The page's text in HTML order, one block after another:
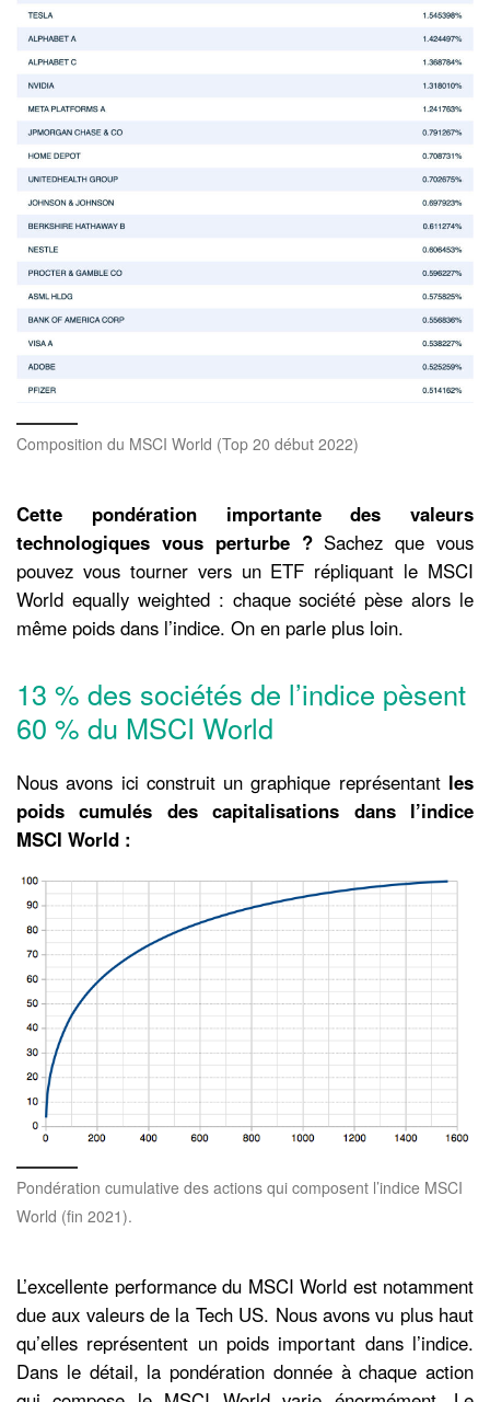
Composition du MSCI World (Top 20 début 2022)
Cette pondération importante des valeurs
technologiques vous perturbe ? Sachez que vous
pouvez vous tourner vers un ETF répliquant le MSCI
World equally weighted : chaque société pèse alors le
même poids dans l’indice. On en parle plus loin.
13 % des sociétés de l’indice pèsent
60 % du MSCI World
Nous avons ici construit un graphique représentant les
poids cumulés des capitalisations dans l’indice
MSCI World :
Pondération cumulative des actions qui composent l’indice MSCI
World (fin 2021).
L’excellente performance du MSCI World est notamment
due aux valeurs de la Tech US. Nous avons vu plus haut
qu’elles représentent un poids important dans l’indice.
Dans le détail, la pondération donnée à chaque action